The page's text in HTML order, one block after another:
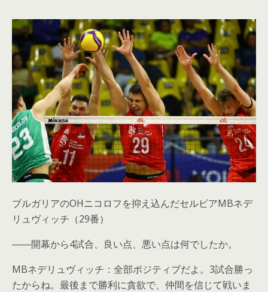
ブルガリアのOHニコロフを抑え込んだセルビアMBネデ
リュヴィッチ（29番）
――開幕から4試合、良い点、悪い点は何でしたか。
MBネデリュヴィッチ：全部ポジティブだよ。3試合勝っ
たからね。最後まで勝利に貪欲で、仲間を信じて戦いま